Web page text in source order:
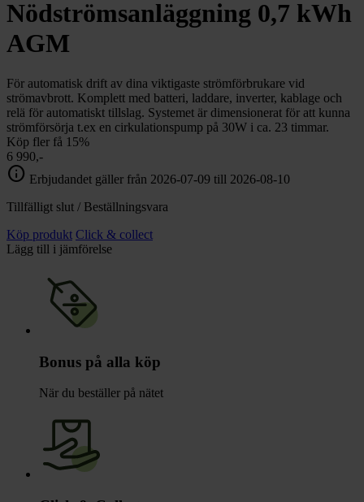
Toalett
Grill & Fritid chevron_right
Lacanche
Nödströmsanläggning 0,7 kWh
AGM
För automatisk drift av dina viktigaste strömförbrukare vid
strömavbrott. Komplett med batteri, laddare, inverter, kablage och
relä för automatiskt tillslag. Systemet är dimensionerat för att kunna
strömförsörja t.ex en cirkulationspump på 30W i ca. 23 timmar.
Köp fler få 15%
6 990,-
info Erbjudandet gäller från 2026-07-09 till 2026-08-10
Tillfälligt slut / Beställningsvara
Köp produkt Click & collect
Lägg till i jämförelse
Bonus på alla köp
När du beställer på nätet